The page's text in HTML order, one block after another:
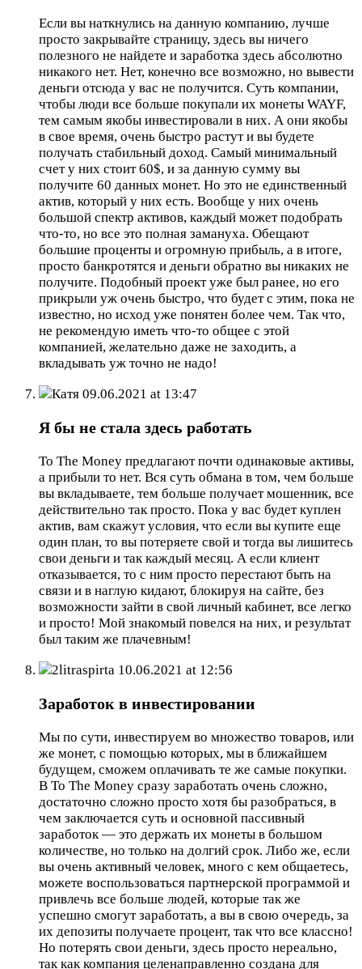
Если вы наткнулись на данную компанию, лучше
просто закрывайте страницу, здесь вы ничего
полезного не найдете и заработка здесь абсолютно
никакого нет. Нет, конечно все возможно, но вывести
деньги отсюда у вас не получится. Суть компании,
чтобы люди все больше покупали их монеты WAYF,
тем самым якобы инвестировали в них. А они якобы
в свое время, очень быстро растут и вы будете
получать стабильный доход. Самый минимальный
счет у них стоит 60$, и за данную сумму вы
получите 60 данных монет. Но это не единственный
актив, который у них есть. Вообще у них очень
большой спектр активов, каждый может подобрать
что-то, но все это полная замануха. Обещают
большие проценты и огромную прибыль, а в итоге,
просто банкротятся и деньги обратно вы никаких не
получите. Подобный проект уже был ранее, но его
прикрыли уж очень быстро, что будет с этим, пока не
известно, но исход уже понятен более чем. Так что,
не рекомендую иметь что-то общее с этой
компанией, желательно даже не заходить, а
вкладывать уж точно не надо!
Катя 09.06.2021 at 13:47
Я бы не стала здесь работать
To The Money предлагают почти одинаковые активы,
а прибыли то нет. Вся суть обмана в том, чем больше
вы вкладываете, тем больше получает мошенник, все
действительно так просто. Пока у вас будет куплен
актив, вам скажут условия, что если вы купите еще
один план, то вы потеряете свой и тогда вы лишитесь
свои деньги и так каждый месяц. А если клиент
отказывается, то с ним просто перестают быть на
связи и в наглую кидают, блокируя на сайте, без
возможности зайти в свой личный кабинет, все легко
и просто! Мой знакомый повелся на них, и результат
был таким же плачевным!
2litraspirta 10.06.2021 at 12:56
Заработок в инвестировании
Мы по сути, инвестируем во множество товаров, или
же монет, с помощью которых, мы в ближайшем
будущем, сможем оплачивать те же самые покупки.
В To The Money сразу заработать очень сложно,
достаточно сложно просто хотя бы разобраться, в
чем заключается суть и основной пассивный
заработок — это держать их монеты в большом
количестве, но только на долгий срок. Либо же, если
вы очень активный человек, много с кем общаетесь,
можете воспользоваться партнерской программой и
привлечь все больше людей, которые так же
успешно смогут заработать, а вы в свою очередь, за
их депозиты получаете процент, так что все классно!
Но потерять свои деньги, здесь просто нереально,
так как компания целенаправленно создана для